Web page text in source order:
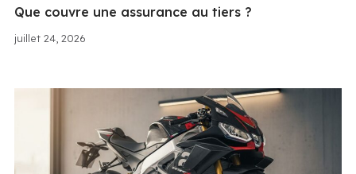
juillet 24, 2026
Que couvre une assurance au tiers ?